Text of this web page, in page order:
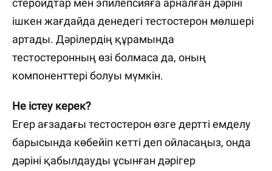
ішкен жағдайда денедегі тестостерон мөлшері
артады. Дәрілердің құрамында
тестостеронның өзі болмаса да, оның
компоненттері болуы мүмкін.
Не істеу керек?
Егер ағзадағы тестостерон өзге дертті емделу
барысында көбейіп кетті деп ойласаңыз, онда
дәріні қабылдауды ұсынған дәрігер